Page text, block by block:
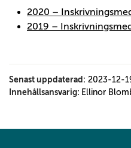
2020 –
2019 –
Senast uppdaterad: 2023-12-
Innehållsansvarig: Ellinor